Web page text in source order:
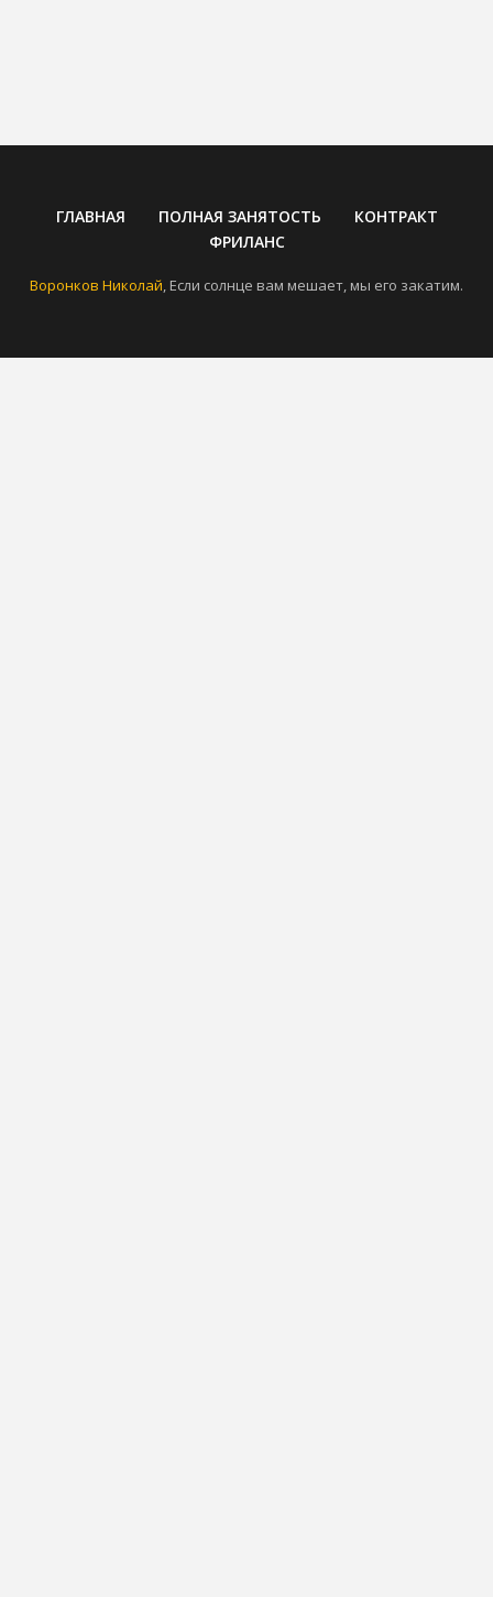
ГЛАВНАЯ ПОЛНАЯ ЗАНЯТОСТЬ
КОНТРАКТ
ФРИЛАНС
Воронков Николай, Если солнце вам мешает, мы его закатим.